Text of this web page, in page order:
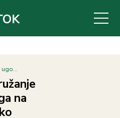
ugo...
na